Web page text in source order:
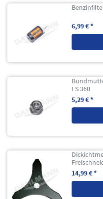
6,99 € *
FS 360
5,29 € *
14,99 € *